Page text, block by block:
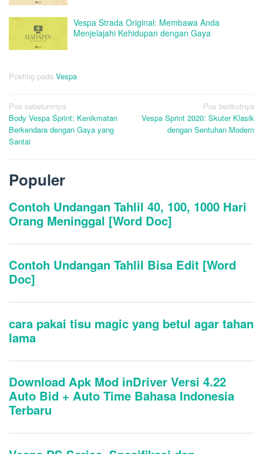
Vespa Strada Original: Membawa Anda
Menjelajahi Kehidupan dengan Gaya
Posting pada Vespa
Navigasi
pos
Pos sebelumnya
Body Vespa Sprint: Kenikmatan
Berkendara dengan Gaya yang
Santai
Pos berikutnya
Vespa Sprint 2020: Skuter Klasik
dengan Sentuhan Modern
Populer